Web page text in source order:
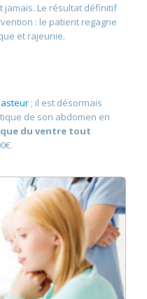
jamais. Le résultat définitif
: le patient regagne
et rajeunie.
; il est désormais
de son abdomen en
du ventre tout